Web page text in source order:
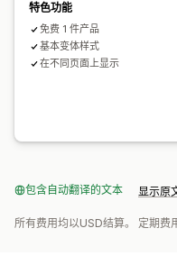
特色功能
免费 1 件产品
基本变体样式
在不同页面上显示
包含自动翻译的文本 显示原
所有费用均以USD结算。 定期费